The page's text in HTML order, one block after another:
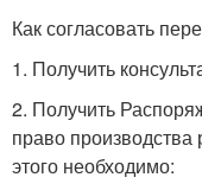
Как согласовать
1. Получить
2. Получить
право производства
этого необходимо: